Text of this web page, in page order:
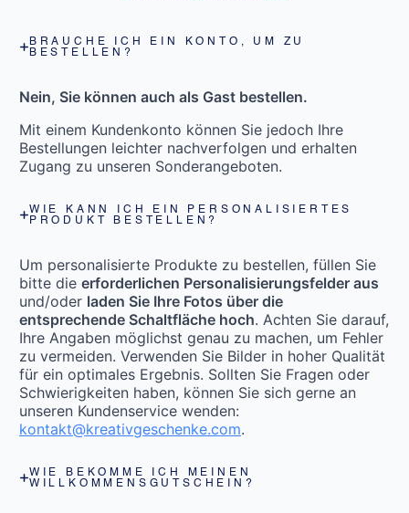
BRAUCHE ICH EIN KONTO, UM ZU
BESTELLEN?
Nein, Sie können auch als Gast bestellen.
Mit einem Kundenkonto können Sie jedoch Ihre
Bestellungen leichter nachverfolgen und erhalten
Zugang zu unseren Sonderangeboten.
WIE KANN ICH EIN PERSONALISIERTES
PRODUKT BESTELLEN?
Um personalisierte Produkte zu bestellen, füllen Sie
bitte die erforderlichen Personalisierungsfelder aus
und/oder laden Sie Ihre Fotos über die
entsprechende Schaltfläche hoch. Achten Sie darauf,
Ihre Angaben möglichst genau zu machen, um Fehler
zu vermeiden. Verwenden Sie Bilder in hoher Qualität
für ein optimales Ergebnis. Sollten Sie Fragen oder
Schwierigkeiten haben, können Sie sich gerne an
unseren Kundenservice wenden:
kontakt@kreativgeschenke.com.
WIE BEKOMME ICH MEINEN
WILLKOMMENSGUTSCHEIN?